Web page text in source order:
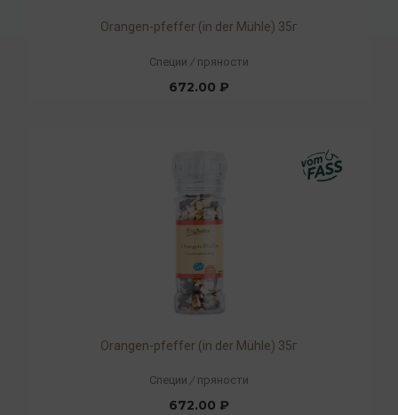
Orangen-pfeffer (in der Mühle) 35г
Специи / пряности
672.00 ₽
Orangen-pfeffer (in der Mühle) 35г
Специи / пряности
672.00 ₽